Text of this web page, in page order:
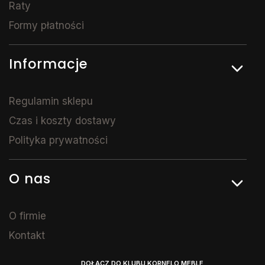
Raty
Formy płatności
Informacje
Regulamin sklepu
Czas i koszty dostawy
Polityka prywatności
O nas
O firmie
Kontakt
DOŁĄCZ DO KLUBU KORNELO MEBLE